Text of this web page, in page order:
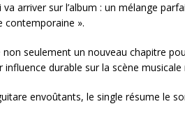
arriver sur l’album : un mélange
contemporaine ».
seulement un nouveau chapitre
durable sur la scène musicale
envoûtants, le single résume le